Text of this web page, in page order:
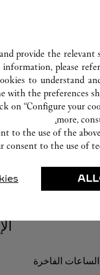
خبراؤنا في دار
لتقديم
تشخيصي على
حيثما أمكن
الفاخرة
provide the relevant
information, please
to understand
with the preferences
on “Configure your
more,
to the use of the
consent to the use of